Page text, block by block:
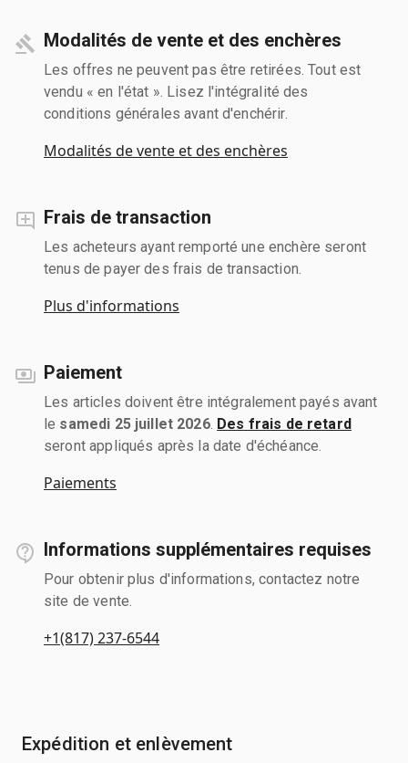
Modalités de vente et des enchères
Les offres ne peuvent pas être retirées. Tout est
vendu « en l'état ». Lisez l'intégralité des
conditions générales avant d'enchérir.
Modalités de vente et des enchères
Frais de transaction
Les acheteurs ayant remporté une enchère seront
tenus de payer des frais de transaction.
Plus d'informations
Paiement
Les articles doivent être intégralement payés avant
le samedi 25 juillet 2026. Des frais de retard
seront appliqués après la date d'échéance.
Paiements
Informations supplémentaires requises
Pour obtenir plus d'informations, contactez notre
site de vente.
+1(817) 237-6544
Expédition et enlèvement